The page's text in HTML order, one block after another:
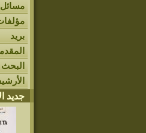
بريد
جديد